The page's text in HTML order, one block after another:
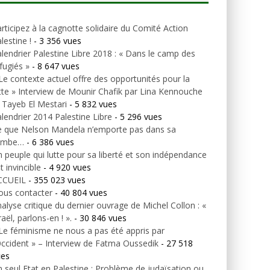
à la cagnotte solidaire du Comité Action
! - 3 356 vues
Palestine Libre 2018 : « Dans le camp des
» - 8 647 vues
contexte actuel offre des opportunités pour la
» Interview de Mounir Chafik par Lina Kennouche
El Mestari - 5 832 vues
2014 Palestine Libre - 5 296 vues
que Nelson Mandela n’emporte pas dans sa
- 6 386 vues
peuple qui lutte pour sa liberté et son indépendance
invincible - 4 920 vues
- 355 023 vues
contacter - 40 804 vues
critique du dernier ouvrage de Michel Collon : «
parlons-en ! ». - 30 846 vues
féminisme ne nous a pas été appris par
» – Interview de Fatma Oussedik - 27 518